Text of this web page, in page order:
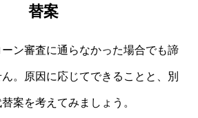
替案
ン審査に通らなかった場合でも諦
。原因に応じてできることと、別
案を考えてみましょう。